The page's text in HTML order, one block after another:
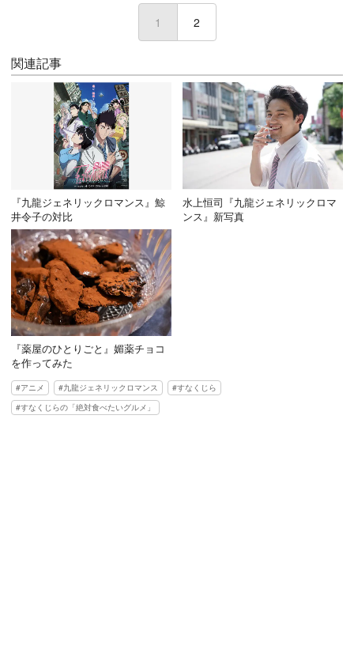
1 (current)
2
関連記事
『九龍ジェネリックロマンス』鯨
井令子の対比
水上恒司『九龍ジェネリックロマ
ンス』新写真
『薬屋のひとりごと』媚薬チョコ
を作ってみた
アニメ 九龍ジェネリックロマンス
すなくじら
すなくじらの「絶対食べたいグルメ」